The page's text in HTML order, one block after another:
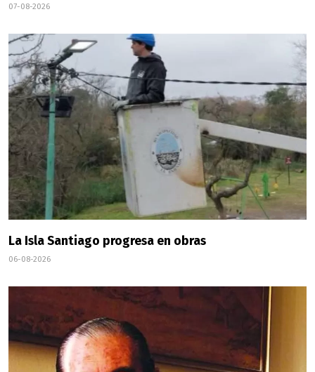
07-08-2026
La Isla Santiago progresa en obras
06-08-2026